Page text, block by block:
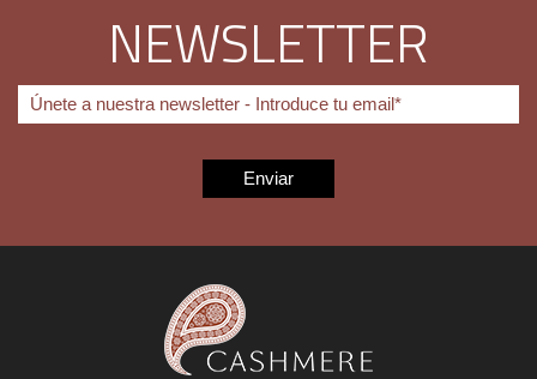
NEWSLETTER